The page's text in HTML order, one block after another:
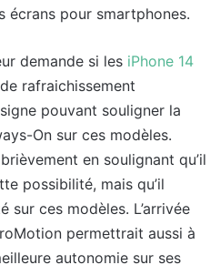
écrans pour smartphones.
demande si les iPhone 14
rafraichissement
pouvant souligner la
On sur ces modèles.
en soulignant qu’il
possibilité, mais qu’il
sur ces modèles. L’arrivée
permettrait aussi à
autonomie sur ses